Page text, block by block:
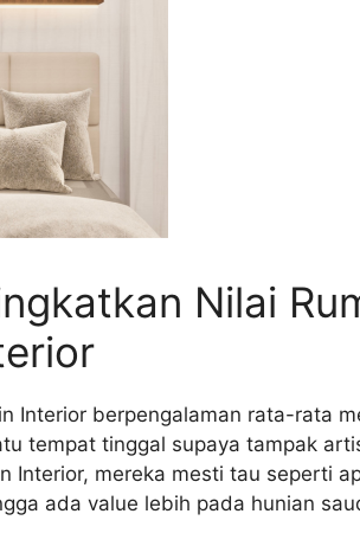
Nilai
Interior berpengalaman rata-rata
tempat tinggal supaya tampak
Interior, mereka mesti tau seperti
ada value lebih pada hunian